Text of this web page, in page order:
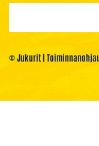
© Jukurit |